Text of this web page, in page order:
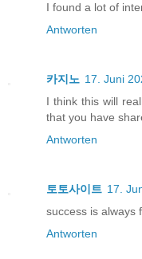
I found a lot of
Antworten
카지노 17. Juni
I think this will
that you have
Antworten
토토사이트 17.
success is always
Antworten